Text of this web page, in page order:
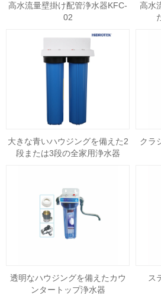
高水流量壁掛け配管浄水器KFC-
02
高水
大きな青いハウジングを備えた2
段または3段の全家用浄水器
クラ
透明なハウジングを備えたカウ
ンタートップ浄水器
ス